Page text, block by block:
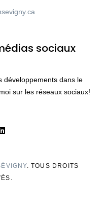
sociaux
développements dans le
sur les réseaux sociaux!
. TOUS DROITS